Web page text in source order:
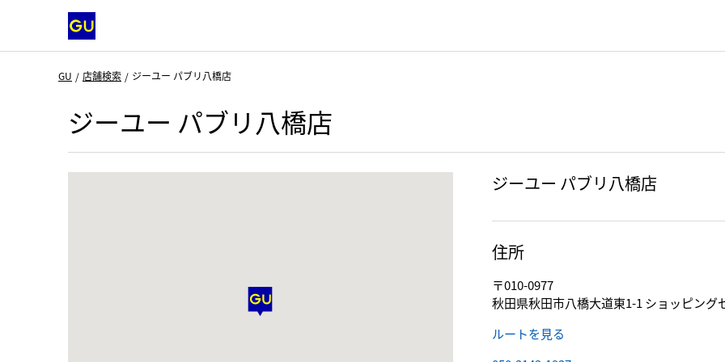
GU 店舗検索 ジーユー パブリ八橋店
ジーユー パブリ八橋店
ジーユー パブリ八橋店
住所
〒010-0977
秋田県秋田市八橋大道東1-1 ショッピング
ルートを見る